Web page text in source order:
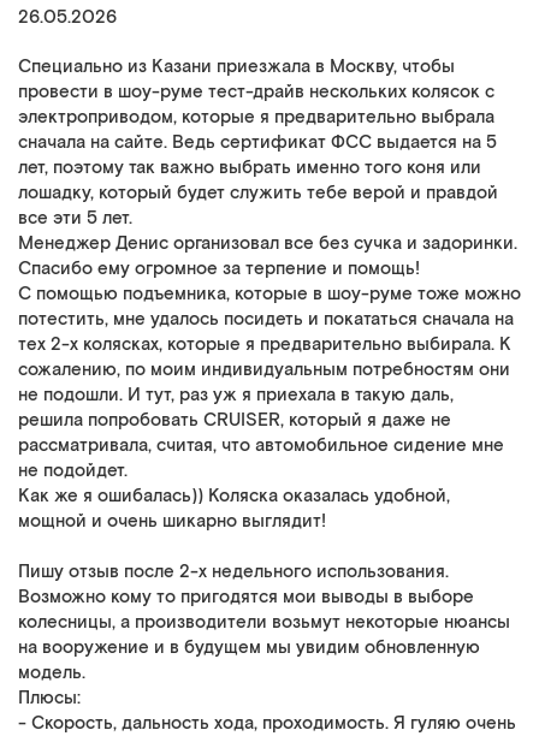
26.05.2026
Специально из Казани приезжала в Москву, чтобы
провести в шоу-руме тест-драйв нескольких колясок с
электроприводом, которые я предварительно выбрала
сначала на сайте. Ведь сертификат ФСС выдается на 5
лет, поэтому так важно выбрать именно того коня или
лошадку, который будет служить тебе верой и правдой
все эти 5 лет.
Менеджер Денис организовал все без сучка и задоринки.
Спасибо ему огромное за терпение и помощь!
С помощью подъемника, которые в шоу-руме тоже можно
потестить, мне удалось посидеть и покататься сначала на
тех 2-х колясках, которые я предварительно выбирала. К
сожалению, по моим индивидуальным потребностям они
не подошли. И тут, раз уж я приехала в такую даль,
решила попробовать CRUISER, который я даже не
рассматривала, считая, что автомобильное сидение мне
не подойдет.
Как же я ошибалась)) Коляска оказалась удобной,
мощной и очень шикарно выглядит!
Пишу отзыв после 2-х недельного использования.
Возможно кому то пригодятся мои выводы в выборе
колесницы, а производители возьмут некоторые нюансы
на вооружение и в будущем мы увидим обновленную
модель.
Плюсы:
- Скорость, дальность хода, проходимость. Я гуляю очень